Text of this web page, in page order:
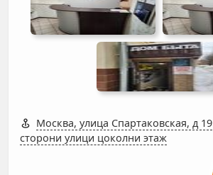
Москва, улица Спартаковская, д 19
сторони улици цоколни этаж